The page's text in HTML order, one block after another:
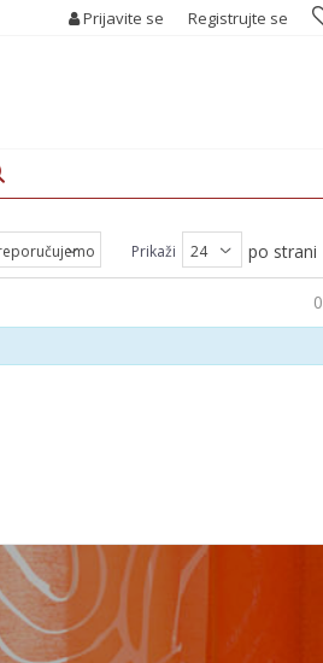
Prijavite se Registrujte se
Prikaži po strani
0